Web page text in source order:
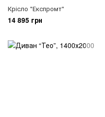
Крісло "Експромт"
14 895 грн